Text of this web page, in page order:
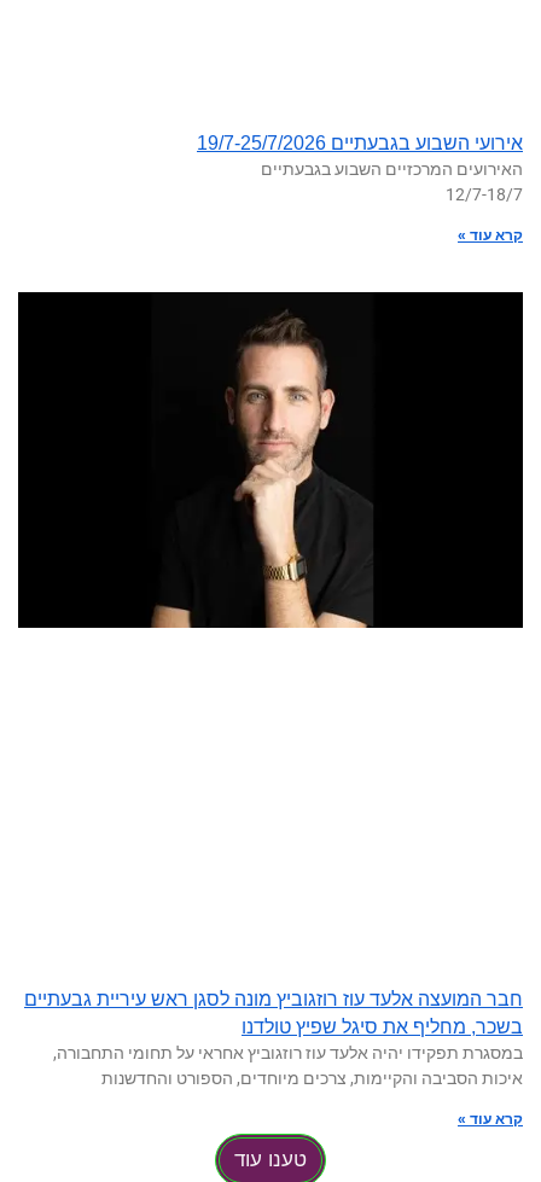
אירועי השבוע בגבעתיים 19/7-25/7/2026
האירועים המרכזיים השבוע בגבעתיים
12/7-18/7
קרא עוד »
חבר המועצה אלעד עוז רוזגוביץ מונה לסגן ראש עיריית גבעתיים
בשכר, מחליף את סיגל שפיץ טולדנו
במסגרת תפקידו יהיה אלעד עוז רוזגוביץ אחראי על תחומי התחבורה,
איכות הסביבה והקיימות, צרכים מיוחדים, הספורט והחדשנות
קרא עוד »
טענו עוד